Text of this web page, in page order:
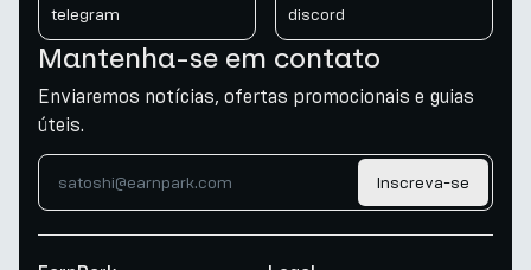
telegram discord
Mantenha-se em contato
Enviaremos notícias, ofertas promocionais e guias
úteis.
Inscreva-se